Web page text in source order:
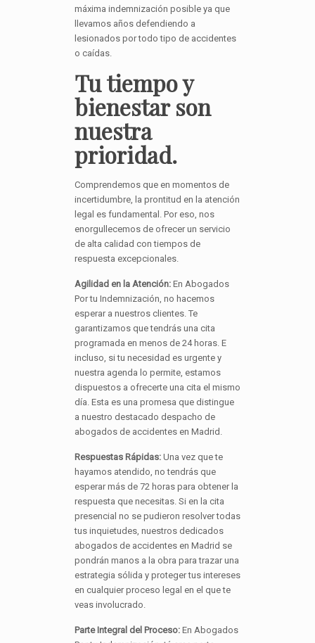
máxima indemnización posible ya que
llevamos años defendiendo a
lesionados por todo tipo de accidentes
o caídas.
Tu tiempo y
bienestar son
nuestra
prioridad.
Comprendemos que en momentos de
incertidumbre, la prontitud en la atención
legal es fundamental. Por eso, nos
enorgullecemos de ofrecer un servicio
de alta calidad con tiempos de
respuesta excepcionales.
Agilidad en la Atención:En Abogados
Por tu Indemnización, no hacemos
esperar a nuestros clientes. Te
garantizamos que tendrás una cita
programada en menos de 24 horas. E
incluso, si tu necesidad es urgente y
nuestra agenda lo permite, estamos
dispuestos a ofrecerte una cita el mismo
día. Esta es una promesa que distingue
a nuestro destacado despacho de
abogados de accidentes en Madrid.
Respuestas Rápidas:Una vez que te
hayamos atendido, no tendrás que
esperar más de 72 horas para obtener la
respuesta que necesitas. Si en la cita
presencial no se pudieron resolver todas
tus inquietudes, nuestros dedicados
abogados de accidentes en Madrid se
pondrán manos a la obra para trazar una
estrategia sólida y proteger tus intereses
en cualquier proceso legal en el que te
veas involucrado.
Parte Integral del Proceso:En Abogados